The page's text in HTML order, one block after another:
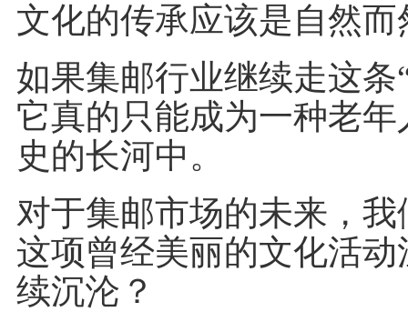
文化的传承应该是自然
如果集邮行业继续走这条
它真的只能成为一种老
史的长河中。
对于集邮市场的未来，
这项曾经美丽的文化活
续沉沦？